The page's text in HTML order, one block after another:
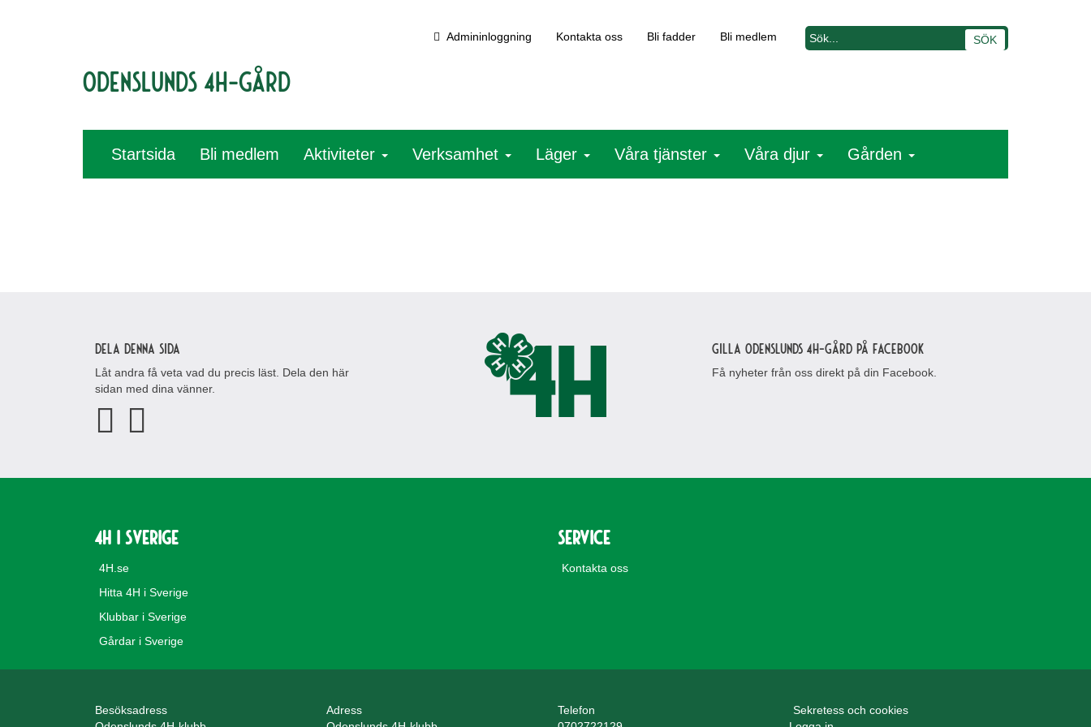
Odenslunds 4H-gård
Admininloggning Kontakta oss Bli fadder Bli medlem
Startsida Bli medlem Aktiviteter Verksamhet Läger Våra tjänster Våra djur Gården
Dela denna sida
Låt andra få veta vad du precis läst. Dela den här
sidan med dina vänner.
Gilla Odenslunds 4H-gård på Facebook
Få nyheter från oss direkt på din Facebook.
4H i Sverige
4H.se
Hitta 4H i Sverige
Klubbar i Sverige
Gårdar i Sverige
Service
Kontakta oss
Besöksadress
Adress
Telefon
Sekretess och cookies